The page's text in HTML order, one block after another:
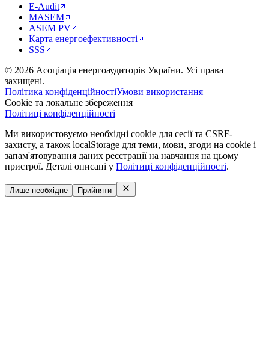
E-Audit
MASEM
ASEM PV
Карта енергоефективності
SSS
© 2026 Асоціація енергоаудиторів України. Усі права
захищені.
Політика конфіденційностіУмови використання
Cookie та локальне збереження
Політиці конфіденційності
Ми використовуємо необхідні cookie для сесії та CSRF-
захисту, а також localStorage для теми, мови, згоди на cookie і
запам'ятовування даних реєстрації на навчання на цьому
пристрої. Деталі описані у Політиці конфіденційності.
Лише необхідне Прийняти